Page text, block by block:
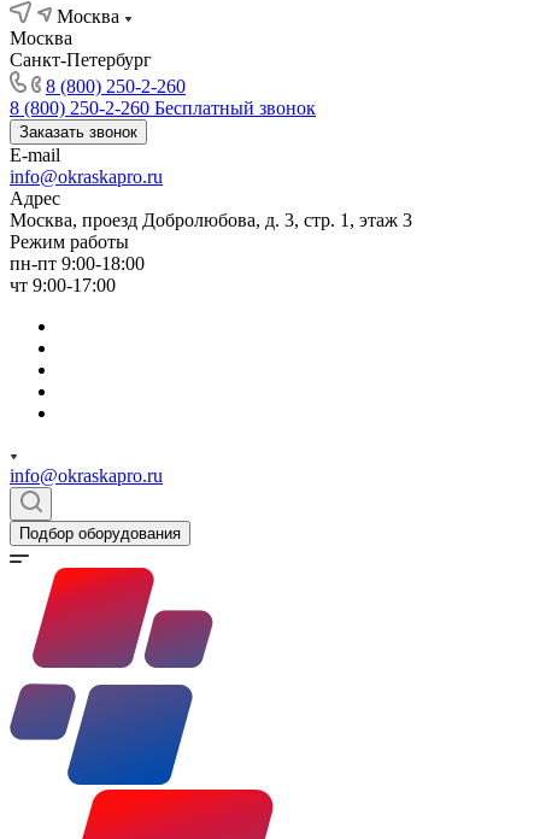
Москва
Москва
Санкт-Петербург
8 (800) 250-2-260
8 (800) 250-2-260 Бесплатный звонок
Заказать звонок
E-mail
info@okraskapro.ru
Адрес
Москва, проезд Добролюбова, д. 3, стр. 1, этаж 3
Режим работы
пн-пт 9:00-18:00
чт 9:00-17:00
info@okraskapro.ru
Подбор оборудования